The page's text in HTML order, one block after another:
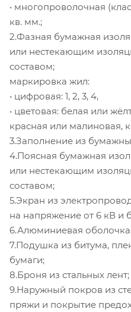
• многопроволочная
кв. мм.;
2.Фазная бумажная
или нестекающим
составом;
маркировка жил:
• цифровая: 1, 2, 3, 4,
• цветовая: белая или
красная или малиновая,
3.Заполнение из
4.Поясная бумажная
или нестекающим
составом;
5.Экран из
на напряжение от 6 кВ и
6.Алюминиевая
7.Подушка из битума,
бумаги;
8.Броня из стальных лент;
9.Наружный покров из
пряжи и покрытие